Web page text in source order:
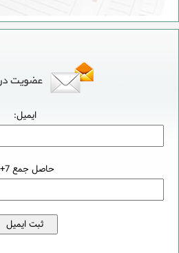
ایمیل:
حاصل جمع 7+5